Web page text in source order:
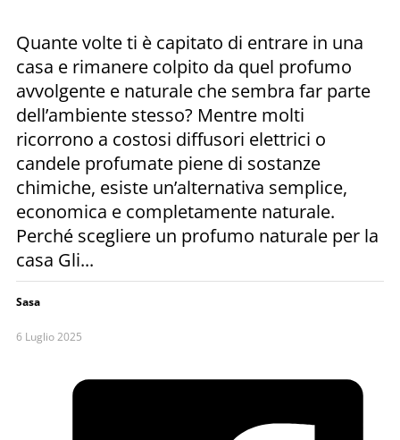
Quante volte ti è capitato di entrare in una
casa e rimanere colpito da quel profumo
avvolgente e naturale che sembra far parte
dell’ambiente stesso? Mentre molti
ricorrono a costosi diffusori elettrici o
candele profumate piene di sostanze
chimiche, esiste un’alternativa semplice,
economica e completamente naturale.
Perché scegliere un profumo naturale per la
casa Gli...
Sasa
6 Luglio 2025